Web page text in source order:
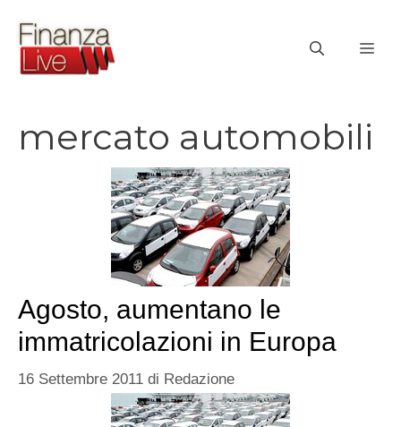
contenuto
mercato automobili
Agosto, aumentano le
immatricolazioni in Europa
16 Settembre 2011 di Redazione